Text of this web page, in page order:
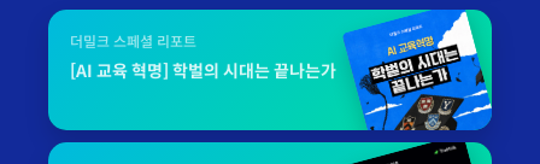
더밀크 스페셜 리포트
[AI 교육 혁명] 학벌의 시대는 끝나는가